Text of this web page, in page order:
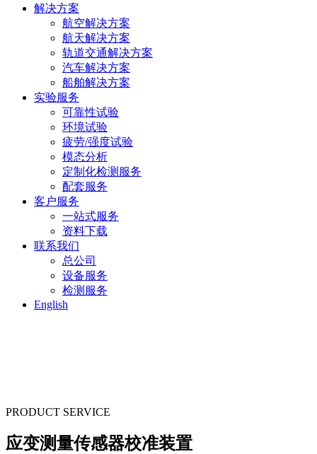
解决方案
航空解决方案
航天解决方案
轨道交通解决方案
汽车解决方案
船舶解决方案
实验服务
可靠性试验
环境试验
疲劳/强度试验
模态分析
定制化检测服务
配套服务
客户服务
一站式服务
资料下载
联系我们
总公司
设备服务
检测服务
English
PRODUCT SERVICE
应变测量传感器校准装置